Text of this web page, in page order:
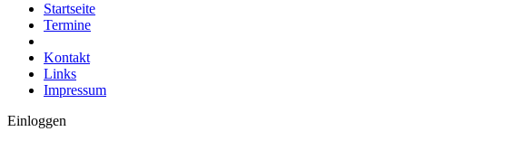
Startseite
Termine
Kontakt
Links
Impressum
Einloggen